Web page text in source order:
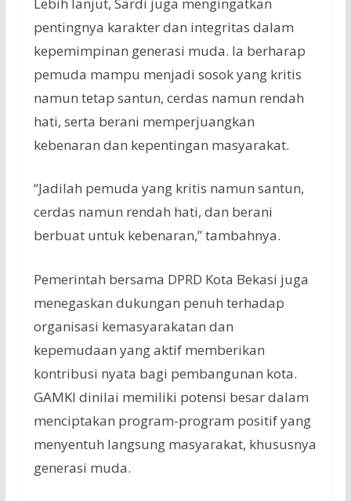
pentingnya karakter dan integritas dalam
kepemimpinan generasi muda. Ia berharap
pemuda mampu menjadi sosok yang kritis
namun tetap santun, cerdas namun rendah
hati, serta berani memperjuangkan
kebenaran dan kepentingan masyarakat.
“Jadilah pemuda yang kritis namun santun,
cerdas namun rendah hati, dan berani
berbuat untuk kebenaran,” tambahnya.
Pemerintah bersama DPRD Kota Bekasi juga
menegaskan dukungan penuh terhadap
organisasi kemasyarakatan dan
kepemudaan yang aktif memberikan
kontribusi nyata bagi pembangunan kota.
GAMKI dinilai memiliki potensi besar dalam
menciptakan program-program positif yang
menyentuh langsung masyarakat, khususnya
generasi muda.